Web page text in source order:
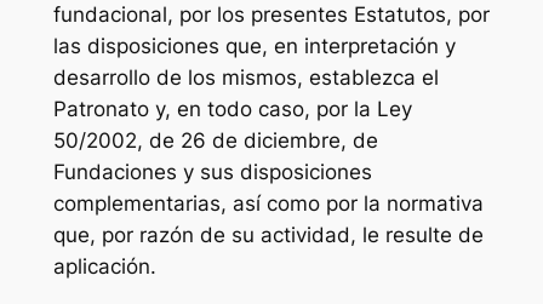
fundacional, por los presentes Estatutos, por
las disposiciones que, en interpretación y
desarrollo de los mismos, establezca el
Patronato y, en todo caso, por la Ley
50/2002, de 26 de diciembre, de
Fundaciones y sus disposiciones
complementarias, así como por la normativa
que, por razón de su actividad, le resulte de
aplicación.